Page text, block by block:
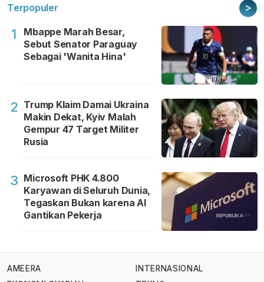
Terpopuler >
1
Mbappe Marah Besar,
Sebut Senator Paraguay
Sebagai 'Wanita Hina'
2 Trump Klaim Damai Ukraina
Makin Dekat, Kyiv Malah
Gempur 47 Target Militer
Rusia
3 Microsoft PHK 4.800
Karyawan di Seluruh Dunia,
Tegaskan Bukan karena AI
Gantikan Pekerja
AMEERA
INTERNASIONAL